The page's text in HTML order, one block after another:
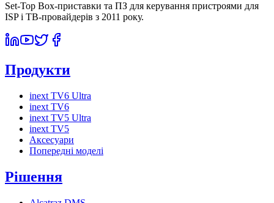
Set-Top Box-приставки та ПЗ для керування пристроями для
ISP і ТВ-провайдерів з 2011 року.
Продукти
inext TV6 Ultra
inext TV6
inext TV5 Ultra
inext TV5
Аксесуари
Попередні моделі
Рішення